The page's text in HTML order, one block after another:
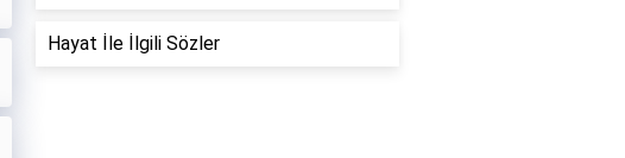
Hayat İle İlgili Sözler